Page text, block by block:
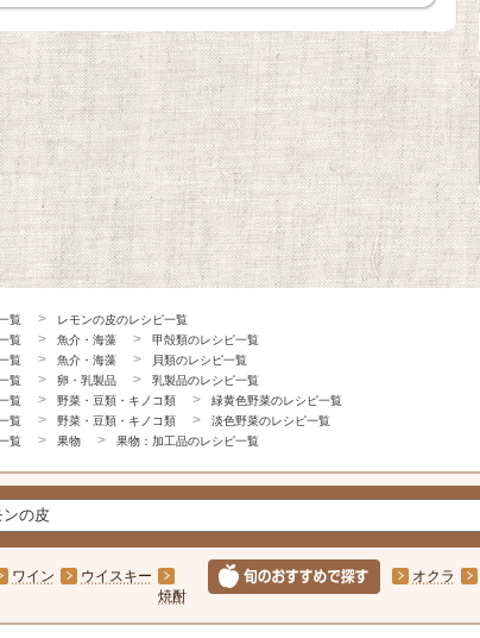
覧
レモンの皮のレシピ一覧
覧 魚介・海藻
甲殻類のレシピ一覧
覧 魚介・海藻
貝類のレシピ一覧
覧 卵・乳製品
乳製品のレシピ一覧
覧 野菜・豆類・キノコ類
緑黄色野菜のレシピ一覧
覧 野菜・豆類・キノコ類
淡色野菜のレシピ一覧
覧 果物 果物：加工品のレシピ一覧
ワイン
ウイスキー
焼酎
オクラ